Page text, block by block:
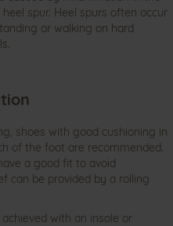
spur. Heel spurs often occur
or walking on hard
shoes with good cushioning in
of the foot are recommended.
a good fit to avoid
can be provided by a rolling
with an insole or